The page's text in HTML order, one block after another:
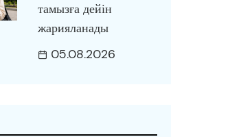
тамызға дейін
жарияланады
05.08.2026